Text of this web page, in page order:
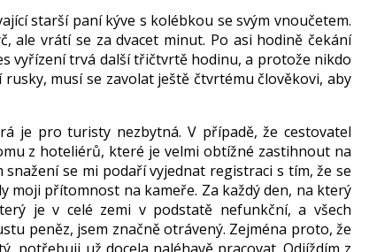
starší paní kýve s kolébkou se svým vnoučetem.
ale vrátí se za dvacet minut. Po asi hodině čekání
vyřízení trvá další třičtvrtě hodinu, a protože nikdo
musí se zavolat ještě čtvrtému člověkovi, aby
je pro turisty nezbytná. V případě, že cestovatel
z hoteliérů, které je velmi obtížné zastihnout na
se mi podaří vyjednat registraci s tím, že se
moji přítomnost na kameře. Za každý den, na který
je v celé zemi v podstatě nefunkční, a všech
peněz, jsem značně otrávený. Zejména proto, že